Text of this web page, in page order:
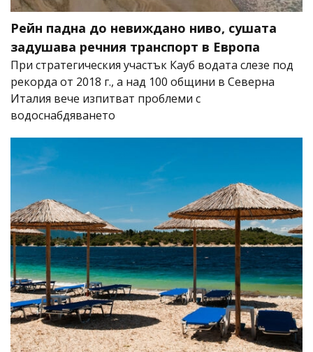
Рейн падна до невиждано ниво, сушата
задушава речния транспорт в Европа
При стратегическия участък Кауб водата слезе под
рекорда от 2018 г., а над 100 общини в Северна
Италия вече изпитват проблеми с
водоснабдяването